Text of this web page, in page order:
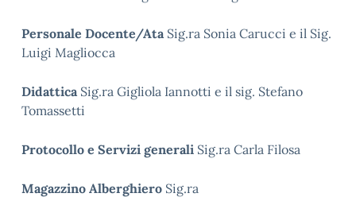
Personale Docente/Ata Sig.ra Sonia Carucci e il Sig.
Luigi Magliocca
Didattica Sig.ra Gigliola Iannotti e il sig. Stefano
Tomassetti
Protocollo e Servizi generali Sig.ra Carla Filosa
Magazzino Alberghiero Sig.ra